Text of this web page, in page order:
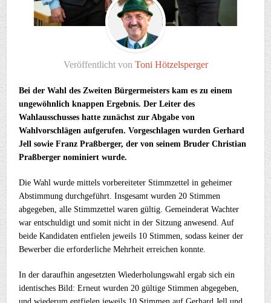
Veröffentlicht von Toni Hötzelsperger
Bei der Wahl des Zweiten Bürgermeisters kam es zu einem
ungewöhnlich knappen Ergebnis. Der Leiter des
Wahlausschusses hatte zunächst zur Abgabe von
Wahlvorschlägen aufgerufen. Vorgeschlagen wurden Gerhard
Jell sowie Franz Praßberger, der von seinem Bruder Christian
Praßberger nominiert wurde.
Die Wahl wurde mittels vorbereiteter Stimmzettel in geheimer
Abstimmung durchgeführt. Insgesamt wurden 20 Stimmen
abgegeben, alle Stimmzettel waren gültig. Gemeinderat Wachter
war entschuldigt und somit nicht in der Sitzung anwesend. Auf
beide Kandidaten entfielen jeweils 10 Stimmen, sodass keiner der
Bewerber die erforderliche Mehrheit erreichen konnte.
In der daraufhin angesetzten Wiederholungswahl ergab sich ein
identisches Bild: Erneut wurden 20 gültige Stimmen abgegeben,